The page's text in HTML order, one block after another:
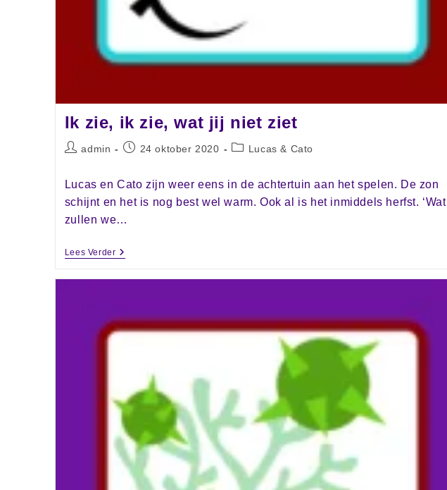
Ik zie, ik zie, wat jij niet ziet
admin 24 oktober 2020 Lucas & Cato
Lucas en Cato zijn weer eens in de achtertuin aan het spelen. De zon
schijnt en het is nog best wel warm. Ook al is het inmiddels herfst. ‘Wat
zullen we…
Lees Verder